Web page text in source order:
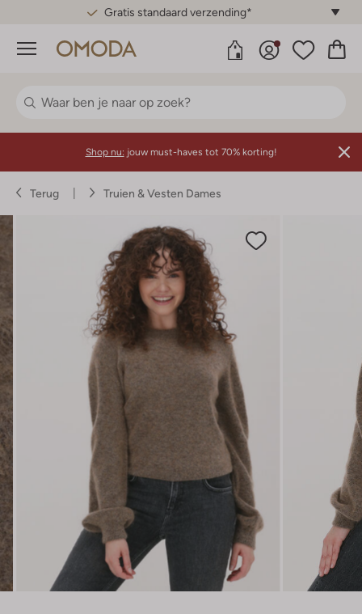
Gratis standaard verzending*
Menu
Shop nu: jouw must-haves tot 70% korting!
Terug Truien & Vesten Dames